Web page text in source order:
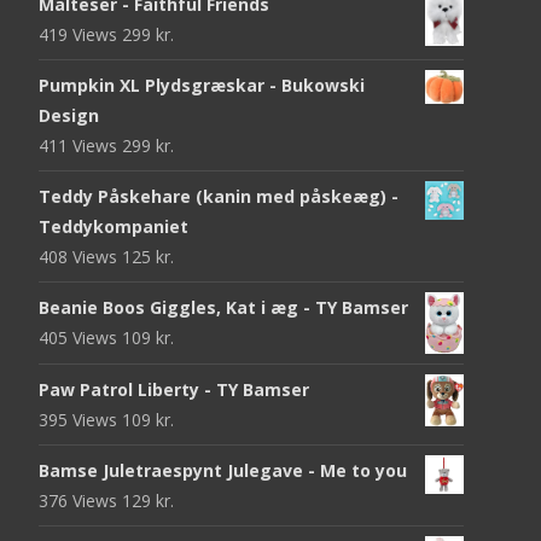
419 Views 299 kr.
Pumpkin XL Plydsgræskar - Bukowski
Design
411 Views 299 kr.
Teddy Påskehare (kanin med påskeæg) -
Teddykompaniet
408 Views 125 kr.
Beanie Boos Giggles, Kat i æg - TY Bamser
405 Views 109 kr.
Paw Patrol Liberty - TY Bamser
395 Views 109 kr.
Bamse Juletraespynt Julegave - Me to you
376 Views 129 kr.